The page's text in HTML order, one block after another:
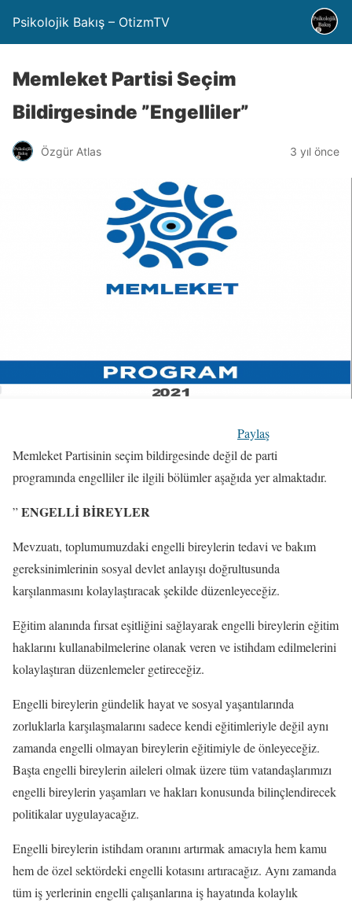
Psikolojik Bakış – OtizmTV
Memleket Partisi Seçim
Bildirgesinde ”Engelliler”
Özgür Atlas 3 yıl önce
Paylaş
Memleket Partisinin seçim bildirgesinde değil de parti
programında engelliler ile ilgili bölümler aşağıda yer almaktadır.
”ENGELLİ BİREYLER
Mevzuatı, toplumumuzdaki engelli bireylerin tedavi ve bakım
gereksinimlerinin sosyal devlet anlayışı doğrultusunda
karşılanmasını kolaylaştıracak şekilde düzenleyeceğiz.
Eğitim alanında fırsat eşitliğini sağlayarak engelli bireylerin eğitim
haklarını kullanabilmelerine olanak veren ve istihdam edilmelerini
kolaylaştıran düzenlemeler getireceğiz.
Engelli bireylerin gündelik hayat ve sosyal yaşantılarında
zorluklarla karşılaşmalarını sadece kendi eğitimleriyle değil aynı
zamanda engelli olmayan bireylerin eğitimiyle de önleyeceğiz.
Başta engelli bireylerin aileleri olmak üzere tüm vatandaşlarımızı
engelli bireylerin yaşamları ve hakları konusunda bilinçlendirecek
politikalar uygulayacağız.
Engelli bireylerin istihdam oranını artırmak amacıyla hem kamu
hem de özel sektördeki engelli kotasını artıracağız. Aynı zamanda
tüm iş yerlerinin engelli çalışanlarına iş hayatında kolaylık